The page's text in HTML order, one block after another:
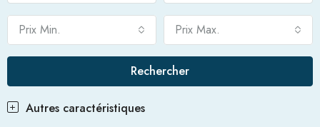
Prix Min. Prix Max.
Rechercher
Autres caractéristiques